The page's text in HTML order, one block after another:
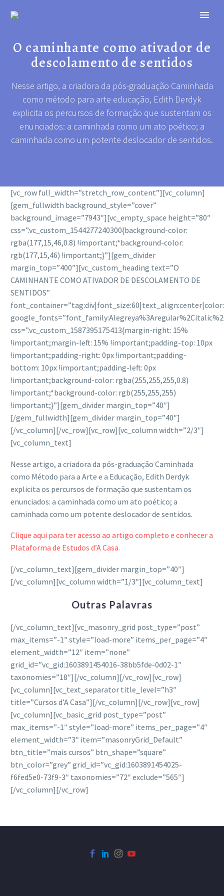
O caminhante como ativador de
descolamento de sentidos
Nesse artigo, a criadora da pós-graduação Caminhada
como método para arte educação, Edith Derdyk
explicita os percursos de formação que sustentam os
enunciados: a caminhada como um ato poético; a
caminhada como um potente deslocador de sentidos.
[vc_row full_width=”stretch_row_content”][vc_column]
[gem_fullwidth background_style=”cover”
background_image=”7943″][vc_empty_space height=”80″
css=”.vc_custom_1544277240300{background-color:
rgba(177,15,46,0.8) !important;*background-color:
rgb(177,15,46) !important;}”][gem_divider
margin_top=”400″][vc_custom_heading text=”O
CAMINHANTE COMO ATIVADOR DE DESCOLAMENTO DE
SENTIDOS”
css=”.vc_custom_1587395175413{margin-right: 15%
!important;margin-left: 15% !important;padding-top: 10px
!important;padding-right: 0px !important;padding-
bottom: 10px !important;padding-left: 0px
!important;background-color: rgba(255,255,255,0.8)
!important;*background-color: rgb(255,255,255)
!important;}”][gem_divider margin_top=”40″]
[/gem_fullwidth][gem_divider margin_top=”40″]
[/vc_column][/vc_row][vc_row][vc_column width=”2/3″]
[vc_column_text]
Nesse artigo, a criadora da pós-graduação Caminhada
como Método para a Arte e a Educação, Edith Derdyk
explicita os percursos de formação que sustentam os
enunciados: a caminhada como um ato poético; a
caminhada como um potente deslocador de sentidos.
Clique aqui para ter acesso ao artigo completo e conhecer a
Plataforma de Estudos d’A Casa.
[/vc_column_text][gem_divider margin_top=”40″]
[/vc_column][vc_column width=”1/3″][vc_column_text]
Outras Palavras
[/vc_column_text][vc_masonry_grid post_type=”post”
max_items=”-1″ style=”load-more” items_per_page=”4″
element_width=”12″ item=”none”
grid_id=”vc_gid:1603891454016-38bb5fde-0d02-1″
taxonomies=”18″][/vc_column][/vc_row][vc_row]
[vc_column][vc_text_separator title_level=”h3″
title=”Cursos d’A Casa”][/vc_column][/vc_row][vc_row]
[vc_column][vc_basic_grid post_type=”post”
max_items=”-1″ style=”load-more” items_per_page=”4″
element_width=”3″ item=”masonryGrid_Default”
btn_title=”mais cursos” btn_shape=”square”
btn_color=”grey” grid_id=”vc_gid:1603891454025-
f6fed5e0-73f9-3″ taxonomies=”72″ exclude=”565″]
[/vc_column][/vc_row]